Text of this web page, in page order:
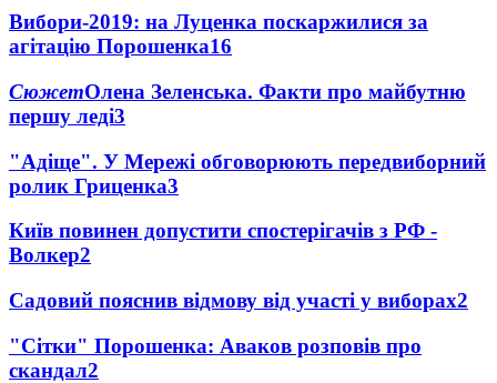
Вибори-2019: на Луценка поскаржилися за
агітацію Порошенка16
СюжетОлена Зеленська. Факти про майбутню
першу леді3
"Адіще". У Мережі обговорюють передвиборний
ролик Гриценка3
Київ повинен допустити спостерігачів з РФ -
Волкер2
Садовий пояснив відмову від участі у виборах2
"Сітки" Порошенка: Аваков розповів про
скандал2